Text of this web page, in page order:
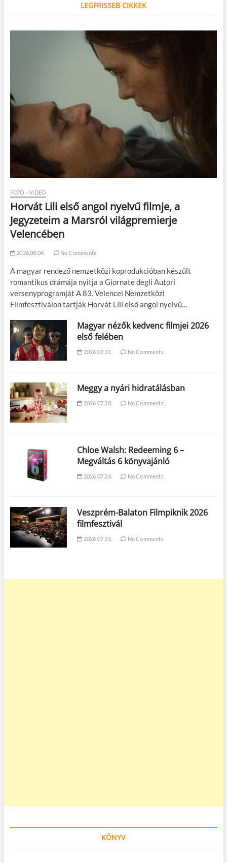
LEGFRISSEB CIKKEK
FOTÓ - VIDEÓ
Horvát Lili első angol nyelvű filmje, a
Jegyzeteim a Marsról világpremierje
Velencében
2026.08.04. No Comments
A magyar rendező nemzetközi koprodukcióban készült
romantikus drámája nyitja a Giornate degli Autori
versenyprogramját A 83. Velencei Nemzetközi
Filmfesztiválon tartják Horvát Lili első angol nyelvű…
Magyar nézők kedvenc filmjei 2026
első felében
2026.07.31. No Comments
Meggy a nyári hidratálásban
2026.07.28. No Comments
Chloe Walsh: Redeeming 6 –
Megváltás 6 könyvajánló
2026.07.24. No Comments
Veszprém-Balaton Filmpiknik 2026
filmfesztivál
2026.07.15. No Comments
KÖNYV